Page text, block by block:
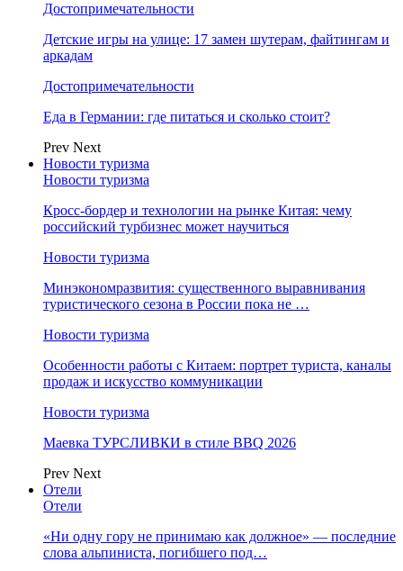
Достопримечательности
Детские игры на улице: 17 замен шутерам, файтингам и
аркадам
Достопримечательности
Еда в Германии: где питаться и сколько стоит?
Prev Next
Новости туризма
Новости туризма
Кросс-бордер и технологии на рынке Китая: чему
российский турбизнес может научиться
Новости туризма
Минэкономразвития: существенного выравнивания
туристического сезона в России пока не …
Новости туризма
Особенности работы с Китаем: портрет туриста, каналы
продаж и искусство коммуникации
Новости туризма
Маевка ТУРСЛИВКИ в стиле BBQ 2026
Prev Next
Отели
Отели
«Ни одну гору не принимаю как должное» — последние
слова альпиниста, погибшего под…